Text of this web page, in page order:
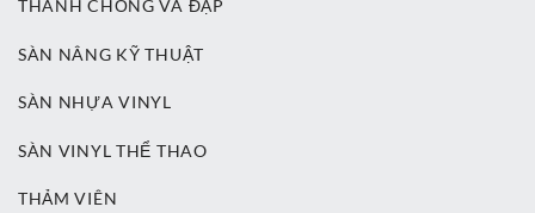
THANH CHỐNG VA ĐẬP
SÀN NÂNG KỸ THUẬT
SÀN NHỰA VINYL
SÀN VINYL THỂ THAO
THẢM VIÊN